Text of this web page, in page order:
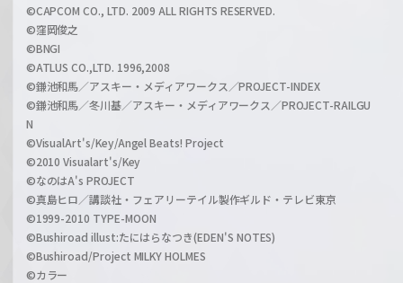
©CAPCOM CO., LTD. 2009 ALL RIGHTS RESERVED.
©窪岡俊之
©BNGI
©ATLUS CO.,LTD. 1996,2008
©鎌池和馬／アスキー・メディアワークス／PROJECT-INDEX
©鎌池和馬／冬川基／アスキー・メディアワークス／PROJECT-RAILGU
N
©VisualArt's/Key/Angel Beats! Project
©2010 Visualart's/Key
©なのはA's PROJECT
©真島ヒロ／講談社・フェアリーテイル製作ギルド・テレビ東京
©1999-2010 TYPE-MOON
©Bushiroad illust:たにはらなつき(EDEN'S NOTES)
©Bushiroad/Project MILKY HOLMES
©カラー